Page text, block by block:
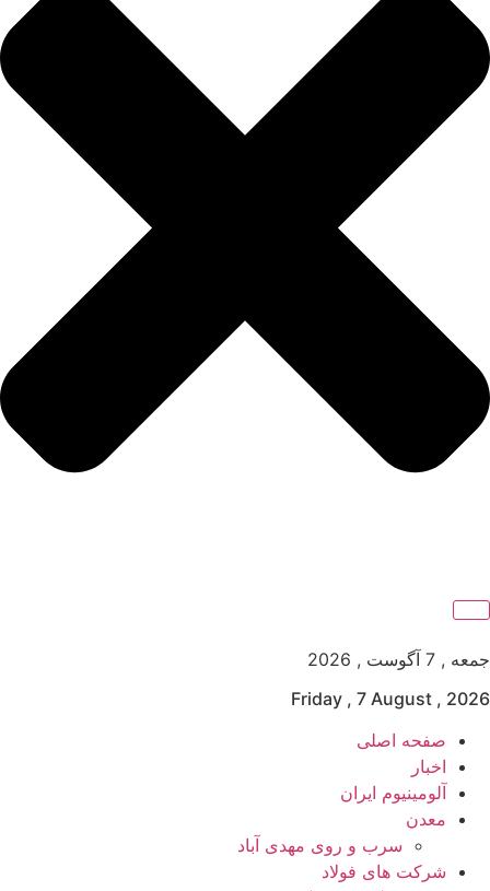
جمعه , 7 آگوست , 2026
Friday , 7 August , 2026
صفحه اصلی
اخبار
آلومینیوم ایران
معدن
سرب و روی مهدی آباد
شرکت های فولاد